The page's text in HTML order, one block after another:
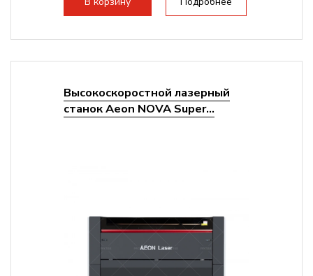
2000 мм/с...
Высокоскоростной лазерный
станок Aeon NOVA Super...